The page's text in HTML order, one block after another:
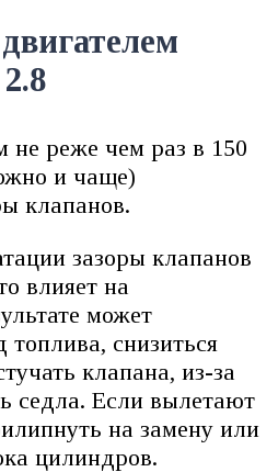
не реже чем раз в 150
и чаще)
клапанов.
зазоры клапанов
влияет на
может
топлива, снизиться
клапана, из-за
седла. Если вылетают
на замену или
цилиндров.